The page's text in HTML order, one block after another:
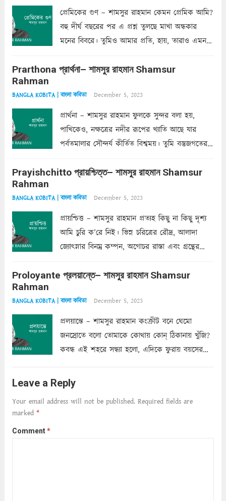
প্রেমিকের গুণ – শামসুর রাহমান কেমন প্রেমিক আমি?
বহু দীর্ঘ বছরের পর এ প্রশ্ন তুলছে মাখা অন্ধকার
মনের বিবরে। তুমিও আমার প্রতি, হায়, তারাও এমন
একান্ত জরুরি- নইলে একটি দেয়াল নিমেষেই ভীষণ
Prarthona প্রার্থনা– শামসুর রাহমান Shamsur
Rahman
BANGLA KOBITA | বাংলা কবিতা December 5, 2023
প্রার্থনা – শামসুর রাহমান ফুলকে সুন্দর বলা হয়,
পাখিকেও, নক্ষত্রের নদীর রূপের খ্যাতি আছে যার
পর্বতমালার সৌন্দর্য কীর্তিত বিশ্বময়। তুমি বস্তুজগতের
তার সুষমায় পার্থক্য অনেক। তোমাকে সুন্দরী বলা চলে,
Prayishchitto প্রায়শ্চিত্ত– শামসুর রাহমান Shamsur
Rahman
BANGLA KOBITA | বাংলা কবিতা December 5, 2023
প্রায়শ্চিত্ত – শামসুর রাহমান প্রত্যহ কিছু না কিছু দৃশ্য
আমি চুরি ক’রে নিই। ভিন্ন চরিত্রের রৌদ্র, আলাদা
জ্যোৎস্নার বিনম্র কম্পন, অগোচর রাস্তা এবং গ্রন্থের
ছায়াচ্ছন্ন মোহন মিথুন মূর্তি, লোপামুদ্রা ভীষণ বিব্রত
Proloyante প্রলয়ান্তে– শামসুর রাহমান Shamsur
Rahman
BANGLA KOBITA | বাংলা কবিতা December 5, 2023
প্রলয়ান্তে – শামসুর রাহমান কংক্রীট বনে ঘেমো
জনস্রোতে বলো তোমাকে কোথায় কোন্‌ ঠিকানায় খুঁজি?
কবন্ধ এই শহরে সন্ধ্যা হলো, এদিকে ফুরায় বয়সের
আমার শরীরে সখ্য গড়ে, তোমার গহন ঊর্মিল যৌবন
আনে আশ্বন...
Leave a Reply
Your email address will not be published. Required fields are
marked *
Comment*